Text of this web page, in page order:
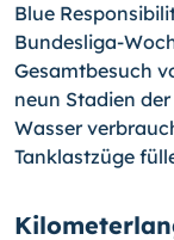
Blue
Bundesliga-
Gesamtbesuch
neun Stadien
Wasser
Tanklastzüge